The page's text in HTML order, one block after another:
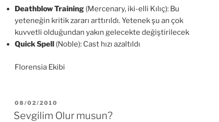
Deathblow Training (Mercenary, iki-elli Kılıç): Bu
yeteneğin kritik zararı arttırıldı. Yetenek şu an çok
kuvvetli olduğundan yakın gelecekte değiştirilecek
Quick Spell (Noble): Cast hızı azaltıldı
Florensia Ekibi
YAYIM
TARIHI
08/02/2010
Sevgilim Olur musun?